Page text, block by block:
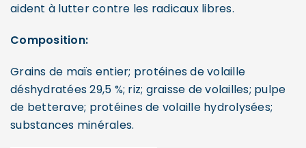
aident à lutter contre les radicaux libres.
Composition:
Grains de maïs entier; protéines de volaille
déshydratées 29,5 %; riz; graisse de volailles; pulpe
de betterave; protéines de volaille hydrolysées;
substances minérales.